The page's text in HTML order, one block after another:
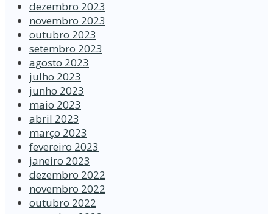
dezembro 2023
novembro 2023
outubro 2023
setembro 2023
agosto 2023
julho 2023
junho 2023
maio 2023
abril 2023
março 2023
fevereiro 2023
janeiro 2023
dezembro 2022
novembro 2022
outubro 2022